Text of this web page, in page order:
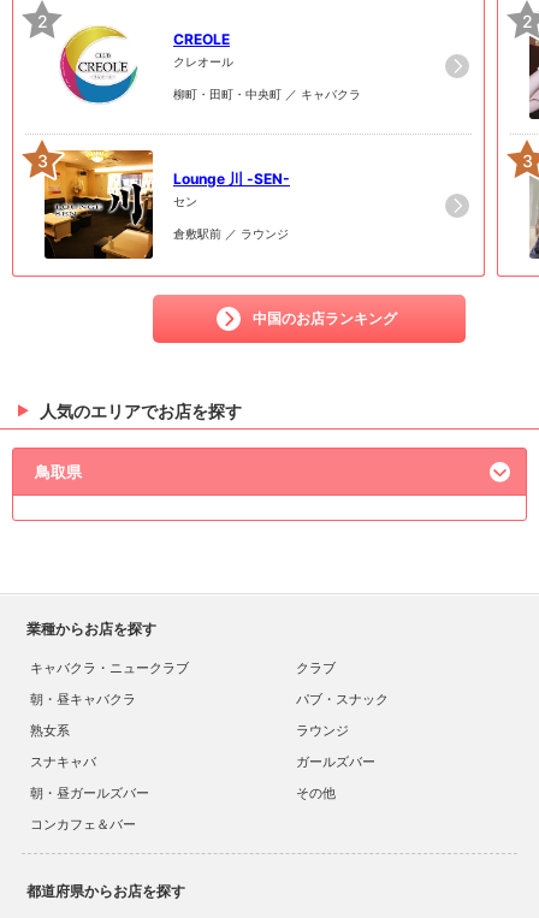
2
CREOLE
クレオール
柳町・田町・中央町 ／ キャバクラ
3
Lounge 川 -SEN-
セン
倉敷駅前 ／ ラウンジ
中国のお店ランキング
2
3
人気のエリアでお店を探す
鳥取県
業種からお店を探す
キャバクラ・ニュークラブ
クラブ
朝・昼キャバクラ
パブ・スナック
熟女系
ラウンジ
スナキャバ
ガールズバー
朝・昼ガールズバー
その他
コンカフェ＆バー
都道府県からお店を探す